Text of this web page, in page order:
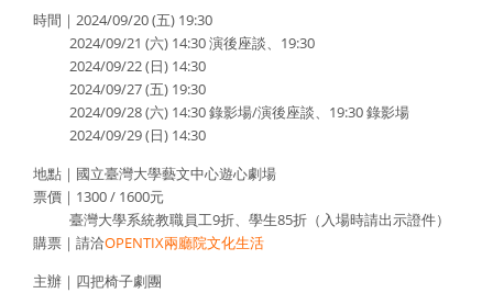
時間｜2024/09/20 (五) 19:30
2024/09/21 (六) 14:30 演後座談、19:30
2024/09/22 (日) 14:30
2024/09/27 (五) 19:30
2024/09/28 (六) 14:30 錄影場/演後座談、19:30 錄影場
2024/09/29 (日) 14:30
地點｜國立臺灣大學藝文中心遊心劇場
票價｜1300 / 1600元
臺灣大學系統教職員工9折、學生85折（入場時請出示證件）
購票｜請洽OPENTIX兩廳院文化生活
主辦｜四把椅子劇團